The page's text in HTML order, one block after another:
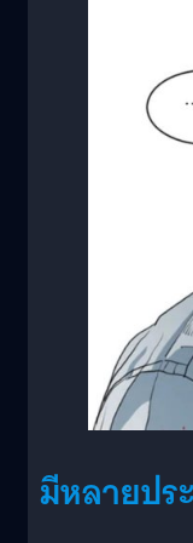
มีหลายปร